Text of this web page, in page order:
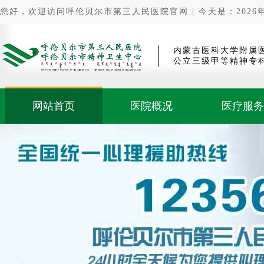
您好，欢迎访问呼伦贝尔市第三人民医院官网 | 今天是：2026
内蒙古医科大学附属
公立三级甲等精神专
网站首页 医院概况 医疗服务